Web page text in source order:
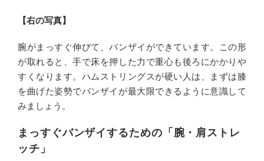
【右の写真】
腕がまっすぐ伸びて、バンザイができています。この形
が取れると、手で床を押した力で重心も後ろにかかりや
すくなります。ハムストリングスが硬い人は、まずは膝
を曲げた姿勢でバンザイが最大限できるように意識して
みましょう。
まっすぐバンザイするための「腕・肩ストレ
ッチ」